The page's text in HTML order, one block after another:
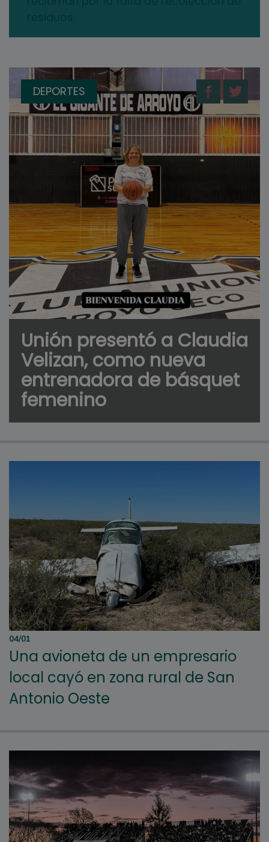
DEPORTES
Unión presentó a Claudia
Velizan, como nueva
entrenadora de básquet
femenino
04/01
Una avioneta de un empresario
local cayó en zona rural de San
Antonio Oeste